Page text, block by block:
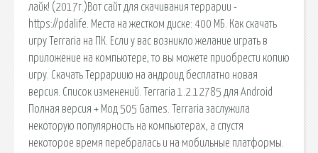
лайк! (2017г.)Вот сайт для скачивания террарии -
https://pdalife. Места на жестком диске: 400 МБ. Как скачать
игру Terraria на ПК. Если у вас возникло желание играть в
приложение на компьютере, то вы можете приобрести копию
игру. Скачать Террариию на андроид бесплатно новая
версия. Список изменений. Terraria 1.2.12785 для Android
Полная версия + Мод 505 Games. Terraria заслужила
некоторую популярность на компьютерах, а спустя
некоторое время перебралась и на мобильные платформы.